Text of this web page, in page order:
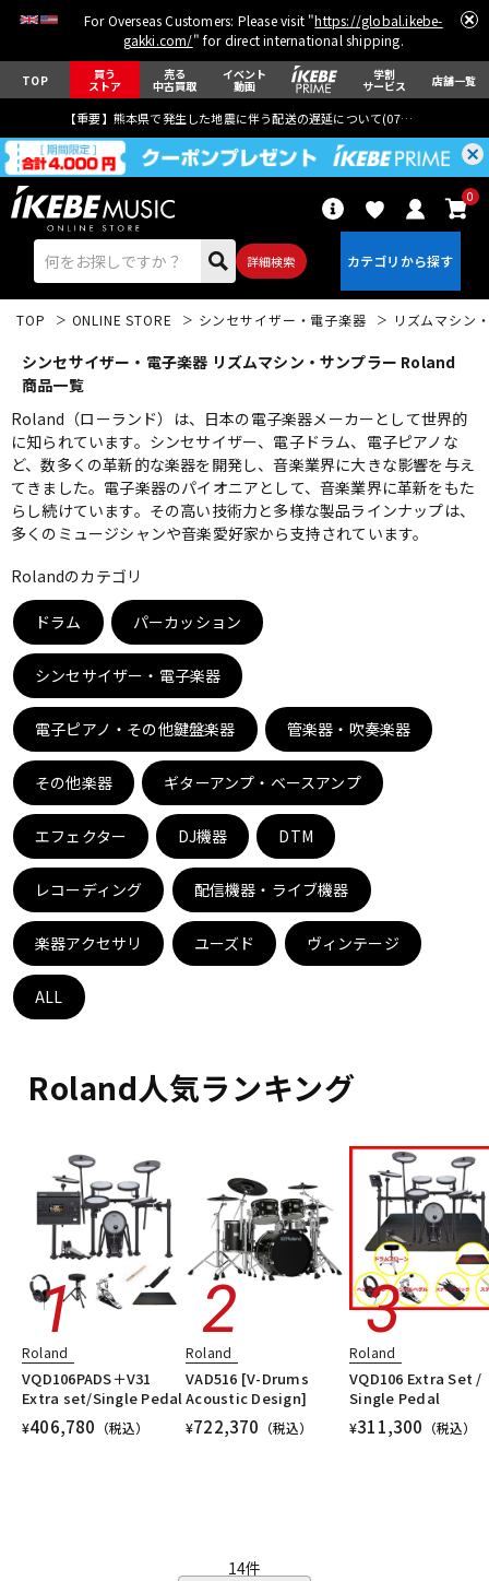
For Overseas Customers: Please visit "https://global.ikebe-
gakki.com/" for direct international shipping.
TOP 買う
ストア
売る
中古買取
イベント
動画
学割
サービス 店舗一覧
【重要】熊本県で発生した地震に伴う配送の遅延について(07月29日
詳細検索
0
エレキギター アコギ/エレアコ
ベース ウクレレ
ドラム
キーボード
管楽器 その他楽器
アンプ エフェクター
DJ機器 DTM
配信/ライブ機器 楽器アクセサリ
ヴィンテージ
TOP ONLINE STORE シンセサイザー・電子楽器 リズムマシン
シンセサイザー・電子楽器 リズムマシン・サンプラー Roland
商品一覧
Roland（ローランド）は、日本の電子楽器メーカーとして世界的
に知られています。シンセサイザー、電子ドラム、電子ピアノな
ど、数多くの革新的な楽器を開発し、音楽業界に大きな影響を与え
てきました。電子楽器のパイオニアとして、音楽業界に革新をもた
らし続けています。その高い技術力と多様な製品ラインナップは、
多くのミュージシャンや音楽愛好家から支持されています。
Rolandのカテゴリ
ドラム パーカッション
シンセサイザー・電子楽器
電子ピアノ・その他鍵盤楽器 管楽器・吹奏楽器
その他楽器 ギターアンプ・ベースアンプ
エフェクター DJ機器 DTM
レコーディング 配信機器・ライブ機器
楽器アクセサリ ユーズド ヴィンテージ
ALL
Roland人気ランキング
Roland
VQD106PADS＋V31
Extra set/Single Pedal
¥406,780 （税込）
Roland
VAD516 [V-Drums
Acoustic Design]
¥722,370 （税込）
Roland
VQD106 Extra Set /
Single Pedal
¥311,300 （税込）
14件